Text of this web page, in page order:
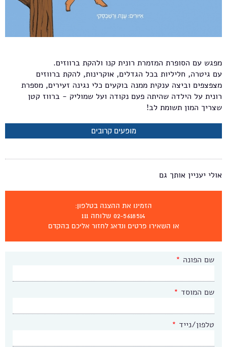
הזמינו את ההצגה בטלפון:
02-5618514 שלוחה 111
או השאירו פרטים ונדאג לחזור אליכם בהקדם
שם הפונה *
שם המוסד *
טלפון/נייד *
מפגש עם הסופרת המזמרת רונית קנו ולהקת ברווזים.
עם גיטרה, חליליות בכל הגדלים, אוקרינות, להקת ברווזים
מצפצפים וביצה ענקית ממנה בוקעים כלי נגינה זעירים, מספרת
רונית על הילדה שהיתה פעם נקודה ועל שמוליק - ברווז קטן
שצריך המון תשומת לב!
מופעים קרובים
אולי יעניין אותך גם